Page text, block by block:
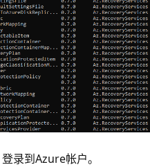
登录到Azure帐户。